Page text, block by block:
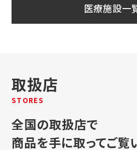
医療施設一
取扱店
STORES
全国の取扱店で
商品を手に取ってご覧